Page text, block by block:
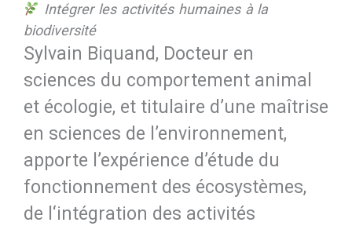
Intégrer les activités humaines à la
biodiversité
Sylvain Biquand, Docteur en
sciences du comportement animal
et écologie, et titulaire d’une maîtrise
en sciences de l’environnement,
apporte l’expérience d’étude du
fonctionnement des écosystèmes,
de l‘intégration des activités